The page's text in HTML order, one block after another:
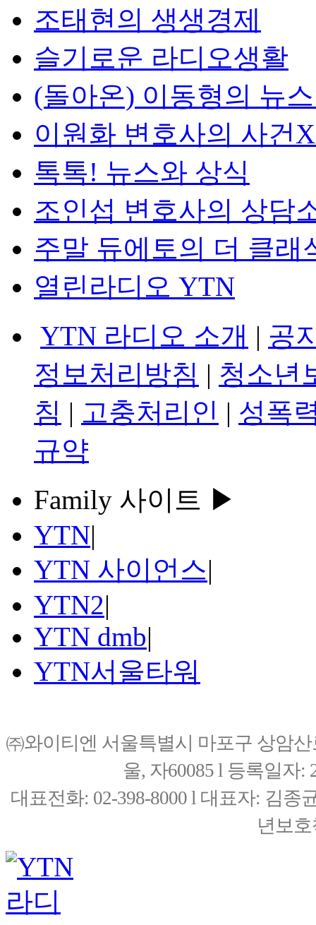
조태현의 생생경제
슬기로운 라디오생활
(돌아온) 이동형의 뉴
이원화 변호사의 사건
톡톡! 뉴스와 상식
조인섭 변호사의 상담
주말 듀에토의 더 클래
열린라디오 YTN
YTN 라디오 소개 | 공
정보처리방침 | 청소년
침 | 고충처리인 | 성폭
규약
Family 사이트 ▶
YTN|
YTN 사이언스|
YTN2|
YTN dmb|
YTN서울타워
㈜와이티엔 서울특별시 마포구 상암
울, 자60085 l 등록일자:
대표전화: 02-398-8000 l 대표자: 김종
년보